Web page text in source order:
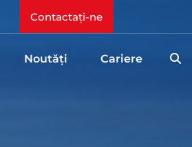
Contactați-ne
Noutăți Cariere